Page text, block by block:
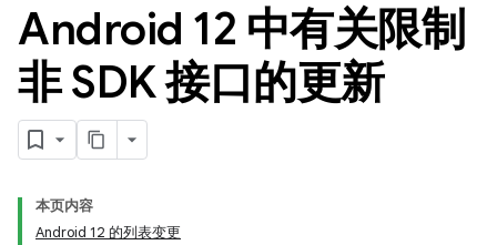
Android 12 中有关限制
非 SDK 接口的更新
本页内容
Android 12 的列表变更